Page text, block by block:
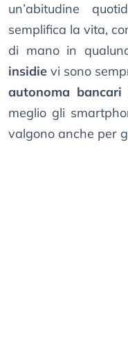
un’abitudine
semplifica la vita,
di mano in
insidie vi sono
autonoma bancari
meglio gli
valgono anche per